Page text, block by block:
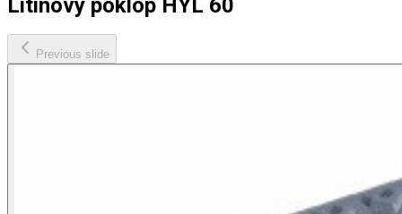
Litinový poklop HYL 60
Previous slide